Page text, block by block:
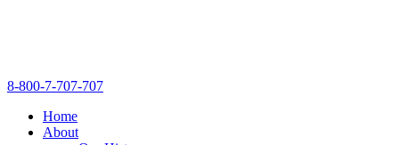
8-800-7-707-707
Home
About